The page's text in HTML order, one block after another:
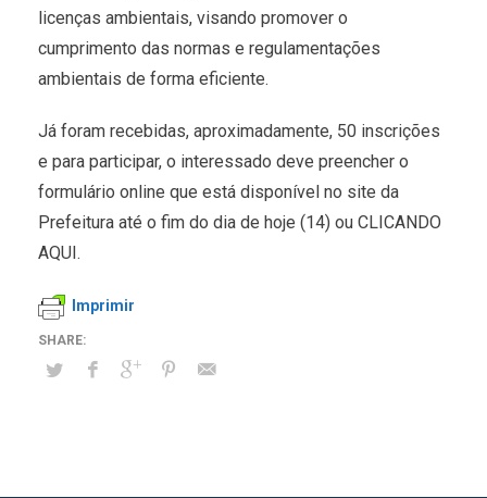
licenças ambientais, visando promover o
cumprimento das normas e regulamentações
ambientais de forma eficiente.
Já foram recebidas, aproximadamente, 50 inscrições
e para participar, o interessado deve preencher o
formulário online que está disponível no site da
Prefeitura até o fim do dia de hoje (14) ou CLICANDO
AQUI.
Imprimir